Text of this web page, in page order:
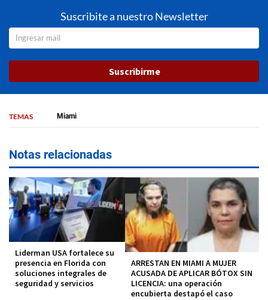
Suscribite a nuestro Newsletter
Suscribirme
TEMAS Miami
Notas relacionadas
Liderman USA fortalece su
presencia en Florida con
soluciones integrales de
seguridad y servicios
ARRESTAN EN MIAMI A MUJER
ACUSADA DE APLICAR BÓTOX SIN
LICENCIA: una operación
encubierta destapó el caso